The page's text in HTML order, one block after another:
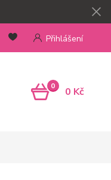
Přihlášení
0 0 Kč